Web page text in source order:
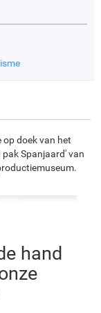
op doek van het
Spanjaard' van
hand